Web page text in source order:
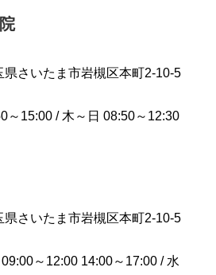
さいたま市岩槻区本町2-10-5
～15:00 / 木～日 08:50～12:30
さいたま市岩槻区本町2-10-5
～12:00 14:00～17:00 / 水